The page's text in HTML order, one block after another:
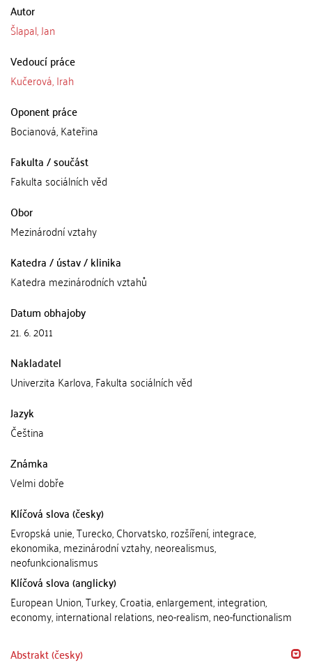
Autor
Šlapal, Jan
Vedoucí práce
Kučerová, Irah
Oponent práce
Bocianová, Kateřina
Fakulta / součást
Fakulta sociálních věd
Obor
Mezinárodní vztahy
Katedra / ústav / klinika
Katedra mezinárodních vztahů
Datum obhajoby
21. 6. 2011
Nakladatel
Univerzita Karlova, Fakulta sociálních věd
Jazyk
Čeština
Známka
Velmi dobře
Klíčová slova (česky)
Evropská unie, Turecko, Chorvatsko, rozšíření, integrace,
ekonomika, mezinárodní vztahy, neorealismus,
neofunkcionalismus
Klíčová slova (anglicky)
European Union, Turkey, Croatia, enlargement, integration,
economy, international relations, neo-realism, neo-functionalism
Abstrakt (česky)